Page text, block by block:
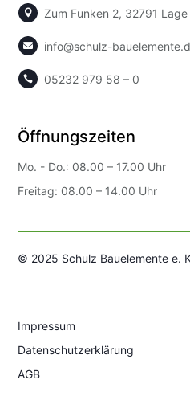
 Zum Funken 2, 32791 Lage
 info@schulz-
 05232 979 58 – 0
Öffnungszeiten
Mo. - Do.: 08.00 – 17.00 Uhr
Freitag: 08.00 – 14.00 Uhr
© 2025 Schulz Bauelemente e.
Impressum
Datenschutzerklärung
AGB